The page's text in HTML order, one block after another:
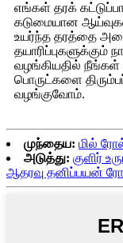
எங்கள் தரக்
கடுமையான
உயர்ந்த தரத்தை
வழங்கியதில் நீங்கள்
பொருட்களை
வழங்குவோம்.
முந்தைய: மில்
அடுத்து: குளிர்
ஆதரவு தனிப்பயன்